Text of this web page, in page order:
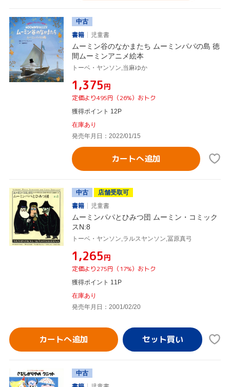
中古
書籍
児童書
ムーミン谷のなかまたち ムーミンパパの島 徳
間ムーミンアニメ絵本
トーベ・ヤンソン,当麻ゆか
¥1,375円
定価より495円（26%）おトク
獲得ポイント 12P
在庫あり
発売年月日：2022/01/15
カートへ追加
中古
店舗受取可
書籍
児童書
ムーミンパパとひみつ団 ムーミン・コミック
スN:8
トーベ・ヤンソン,ラルスヤンソン,冨原真弓
¥1,265円
定価より275円（17%）おトク
獲得ポイント 11P
在庫あり
発売年月日：2001/02/20
カートへ追加
中古